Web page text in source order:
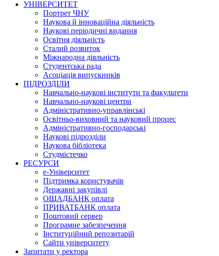
УНІВЕРСИТЕТ
Портрет ЧНУ
Наукова й інноваційна діяльність
Наукові періодичні видання
Освітня діяльність
Сталий розвиток
Міжнародна діяльність
Студентська рада
Асоціація випускників
ПІДРОЗДІЛИ
Навчально-наукові інститути та факультети
Навчально-наукові центри
Адміністративно-управлінські
Освітньо-виховний та науковий процес
Адміністративно-господарські
Наукові підрозділи
Наукова бібліотека
Студмістечко
РЕСУРСИ
е-Університет
Підтримка користувачів
Державні закупівлі
ОЩАДБАНК оплата
ПРИВАТБАНК оплата
Поштовий сервер
Програмне забезпечення
Інституційний репозитарій
Сайти університету
Запитати у ректора